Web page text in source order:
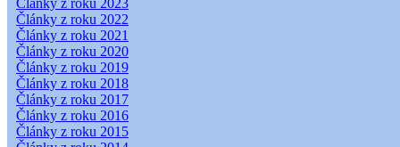
Články z roku 2023
Články z roku 2022
Články z roku 2021
Články z roku 2020
Články z roku 2019
Články z roku 2018
Články z roku 2017
Články z roku 2016
Články z roku 2015